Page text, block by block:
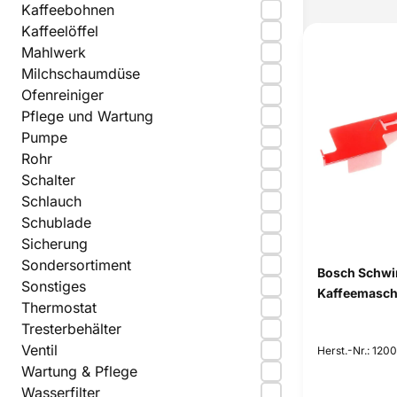
Kaffeebohnen
Kaffeelöffel
Mahlwerk
Milchschaumdüse
Ofenreiniger
Pflege und Wartung
Pumpe
Rohr
Schalter
Schlauch
Schublade
Sicherung
Sondersortiment
Sonstiges
Thermostat
Tresterbehälter
Ventil
Wartung & Pflege
Wasserfilter
Bosch
Herst.-Nr.: